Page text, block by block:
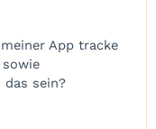
App tracke
das sein?